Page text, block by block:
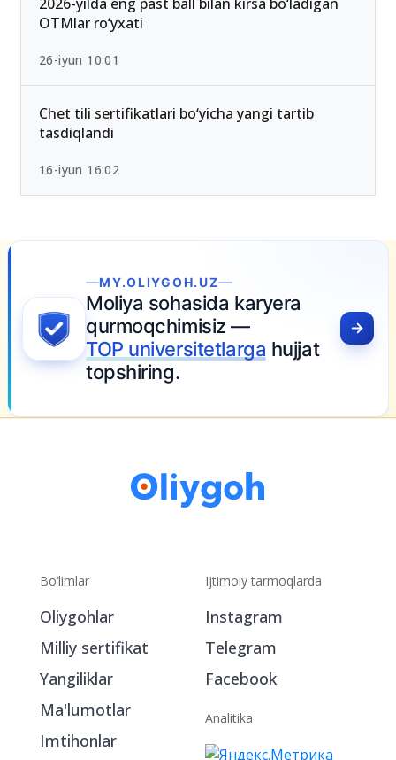
15-iyun 10:27
2026-yilda eng past ball bilan kirsa bo‘ladigan
OTMlar ro‘yxati
26-iyun 10:01
Chet tili sertifikatlari bo‘yicha yangi tartib
tasdiqlandi
MY.OLIYGOH.UZ
sohasida karyera
—
universitetlarga
Bo‘limlar Ijtimoiy tarmoqlarda
Instagram